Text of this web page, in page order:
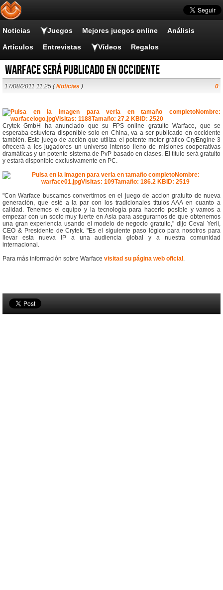
Noticias Juegos Mejores juegos online Análisis
Artículos Entrevistas Vídeos Regalos
Warface será publicado en occidente
17/08/2011 11:25 (Noticias ) 0
Crytek GmbH ha anunciado que su FPS online gratuito Warface, que se
esperaba estuviera disponible solo en China, va a ser publicado en occidente
también. Este juego de acción que utiliza el potente motor gráfico CryEngine 3
ofrecerá a los jugadores un universo intenso lleno de misiones cooperativas
dramáticas y un potente sistema de PvP basado en clases. El título será gratuito
y estará disponible exclusivamente en PC.
"Con Warface buscamos convertirnos en el juego de accion gratuito de nueva
generación, que esté a la par con los tradicionales títulos AAA en cuanto a
calidad. Tenemos el equipo y la tecnología para hacerlo posible y vamos a
empezar con un socio muy fuerte en Asia para asegurarnos de que obtenemos
una gran experiencia usando el modelo de negocio gratuito," dijo Ceval Yerli,
CEO & Presidente de Crytek. "Es el siguiente paso lógico para nosotros para
llevar esta nueva IP a una audiencia global y a nuestra comunidad
internacional.
Para más información sobre Warface visitad su página web oficial .